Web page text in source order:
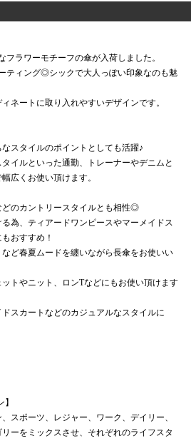
ラワーモチーフの傘が入荷しました。
ティング◎シックで大人っぽい印象なのも魅
ネートに取り入れやすいデザインです。
スタイルのポイントとしても活躍♪
イルといった通勤、トレーナーやデニムと
広くお使い頂けます。
どのカントリースタイルとも相性◎
為、ティアードワンピースやマーメイドス
おすすめ！
ど春夏ムードを纏いながら長傘をお使いい
トやニット、ロンTなどにもお使い頂けます
スカートなどのカジュアルなスタイルに
スポーツ、レジャー、ワーク、デイリー、
ーをミックスさせ、それぞれのライフスタ